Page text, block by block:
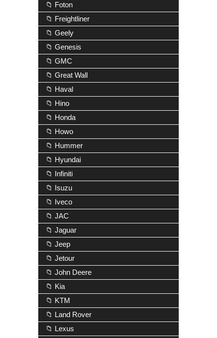
📁 Foton
📁 Freightliner
📁 Geely
📁 Genesis
📁 GMC
📁 Great Wall
📁 Haval
📁 Hino
📁 Honda
📁 Howo
📁 Hummer
📁 Hyundai
📁 Infiniti
📁 Isuzu
📁 Iveco
📁 JAC
📁 Jaguar
📁 Jeep
📁 Jetour
📁 John Deere
📁 Kia
📁 KTM
📁 Land Rover
📁 Lexus